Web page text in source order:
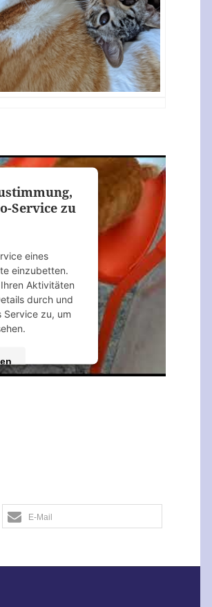
Service zu
eines
einzubetten.
Aktivitäten
durch und
Service zu, um
E-Mail